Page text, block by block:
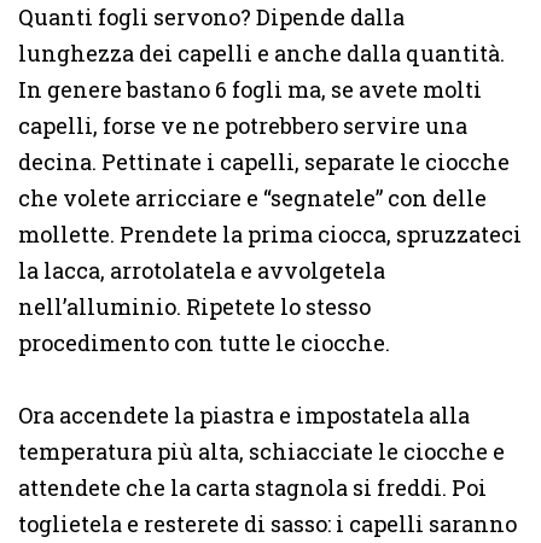
Quanti fogli servono? Dipende dalla
lunghezza dei capelli e anche dalla quantità.
In genere bastano 6 fogli ma, se avete molti
capelli, forse ve ne potrebbero servire una
decina. Pettinate i capelli, separate le ciocche
che volete arricciare e “segnatele” con delle
mollette. Prendete la prima ciocca, spruzzateci
la lacca, arrotolatela e avvolgetela
nell’alluminio. Ripetete lo stesso
procedimento con tutte le ciocche.
Ora accendete la piastra e impostatela alla
temperatura più alta, schiacciate le ciocche e
attendete che la carta stagnola si freddi. Poi
toglietela e resterete di sasso: i capelli saranno